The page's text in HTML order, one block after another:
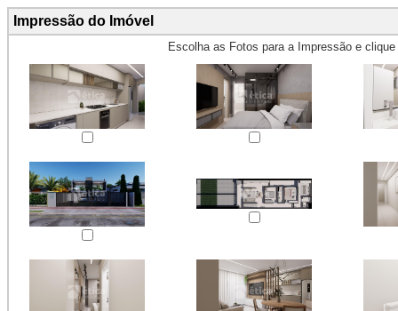
Impressão do Imóvel
Escolha as Fotos para a Impressão e clique